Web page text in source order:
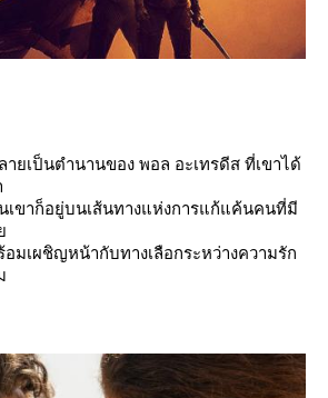
ยเป็นตำนานของ พอล อะเทรดีส ที่เขาได้
เขาก็อยู่บนเส้นทางแห่งการแก้แค้นคนที่มี
มเผชิญหน้ากับทางเลือกระหว่างความรัก